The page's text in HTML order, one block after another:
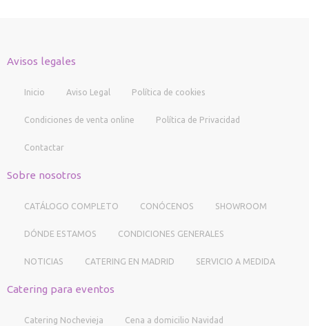
Avisos legales
Inicio Aviso Legal Política de cookies
Condiciones de venta online Política de Privacidad
Contactar
Sobre nosotros
CATÁLOGO COMPLETO CONÓCENOS SHOWROOM
DÓNDE ESTAMOS CONDICIONES GENERALES
NOTICIAS CATERING EN MADRID SERVICIO A MEDIDA
Catering para eventos
Catering Nochevieja Cena a domicilio Navidad